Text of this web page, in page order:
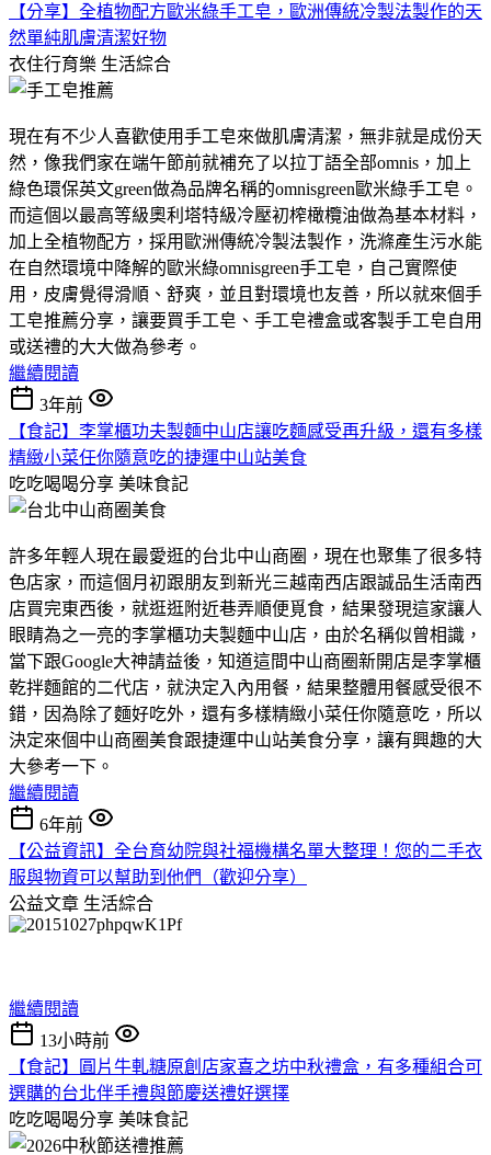
【分享】全植物配方歐米綠手工皂，歐洲傳統冷製法製作的天
然單純肌膚清潔好物
衣住行育樂 生活綜合
現在有不少人喜歡使用手工皂來做肌膚清潔，無非就是成份天
然，像我們家在端午節前就補充了以拉丁語全部omnis，加上
綠色環保英文green做為品牌名稱的omnisgreen歐米綠手工皂。
而這個以最高等級奧利塔特級冷壓初榨橄欖油做為基本材料，
加上全植物配方，採用歐洲傳統冷製法製作，洗滌產生污水能
在自然環境中降解的歐米綠omnisgreen手工皂，自己實際使
用，皮膚覺得滑順、舒爽，並且對環境也友善，所以就來個手
工皂推薦分享，讓要買手工皂、手工皂禮盒或客製手工皂自用
或送禮的大大做為參考。
繼續閱讀
3年前
【食記】李掌櫃功夫製麵中山店讓吃麵感受再升級，還有多樣
精緻小菜任你隨意吃的捷運中山站美食
吃吃喝喝分享 美味食記
許多年輕人現在最愛逛的台北中山商圈，現在也聚集了很多特
色店家，而這個月初跟朋友到新光三越南西店跟誠品生活南西
店買完東西後，就逛逛附近巷弄順便覓食，結果發現這家讓人
眼睛為之一亮的李掌櫃功夫製麵中山店，由於名稱似曾相識，
當下跟Google大神請益後，知道這間中山商圈新開店是李掌櫃
乾拌麵館的二代店，就決定入內用餐，結果整體用餐感受很不
錯，因為除了麵好吃外，還有多樣精緻小菜任你隨意吃，所以
決定來個中山商圈美食跟捷運中山站美食分享，讓有興趣的大
大參考一下。
繼續閱讀
6年前
【公益資訊】全台育幼院與社福機構名單大整理！您的二手衣
服與物資可以幫助到他們（歡迎分享）
公益文章 生活綜合
繼續閱讀
13小時前
【食記】圓片牛軋糖原創店家喜之坊中秋禮盒，有多種組合可
選購的台北伴手禮與節慶送禮好選擇
吃吃喝喝分享 美味食記